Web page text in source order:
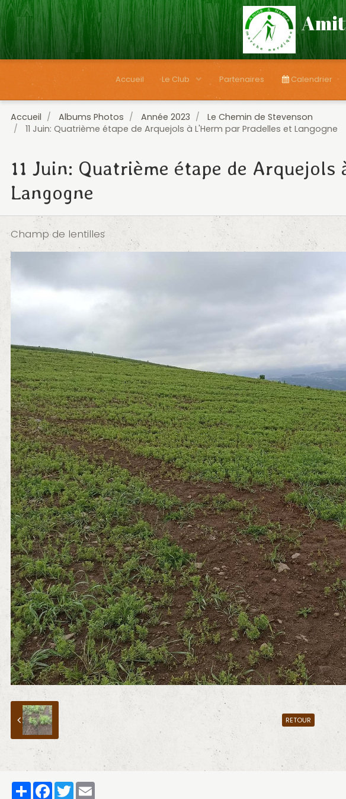
Accueil Le Club Partenaires Calendrier
Accueil Albums Photos Année 2023
Le Chemin de Stevenson
11 Juin: Quatrième étape de Arquejols à L'Herm par Pradelles et Langogne
11 Juin: Quatrième étape de
Langogne
Champ de lentilles
RETOUR
PartagerFacebook
Twitter